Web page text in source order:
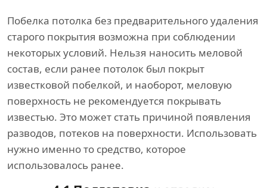
Побелка потолка без предварительного удаления
старого покрытия возможна при соблюдении
некоторых условий. Нельзя наносить меловой
состав, если ранее потолок был покрыт
известковой побелкой, и наоборот, меловую
поверхность не рекомендуется покрывать
известью. Это может стать причиной появления
разводов, потеков на поверхности. Использовать
нужно именно то средство, которое
использовалось ранее.